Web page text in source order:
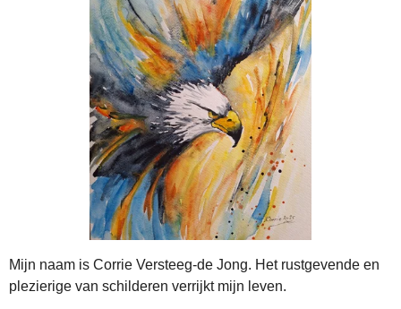
Mijn naam is Corrie Versteeg-de Jong. Het rustgevende en
plezierige van schilderen verrijkt mijn leven.